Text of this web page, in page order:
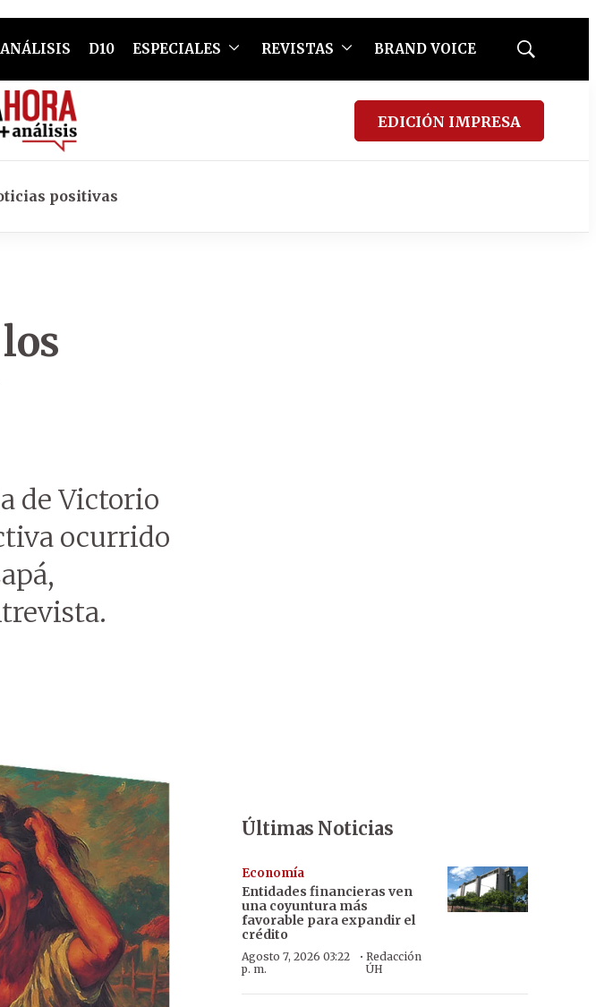
D10 ESPECIALES REVISTAS BRAND VOICE
Mostrar
EDICIÓN IMPRESA
positivas
de Victorio
ocurrido
Últimas Noticias
Economía
Entidades financieras ven
una coyuntura más
favorable para expandir el
crédito
Agosto 7, 2026 03:22
p. m.
· Redacción
ÚH